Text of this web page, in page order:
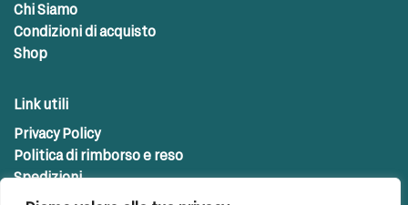
Chi Siamo
Condizioni di acquisto
Shop
Link utili
Privacy Policy
Politica di rimborso e reso
Spedizioni